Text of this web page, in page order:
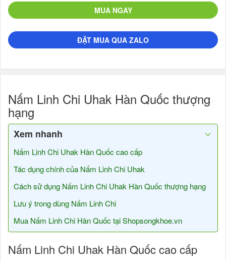
MUA NGAY
ĐẶT MUA QUA ZALO
Nấm Linh Chi Uhak Hàn Quốc thượng
hạng
Xem nhanh
Nấm Linh Chi Uhak Hàn Quốc cao cấp
Tác dụng chính của Nấm Linh Chi Uhak
Cách sử dụng Nấm Linh Chi Uhak Hàn Quốc thượng hạng
Lưu ý trong dùng Nấm Linh Chi
Mua Nấm Linh Chi Hàn Quốc tại Shopsongkhoe.vn
Nấm Linh Chi Uhak Hàn Quốc cao cấp